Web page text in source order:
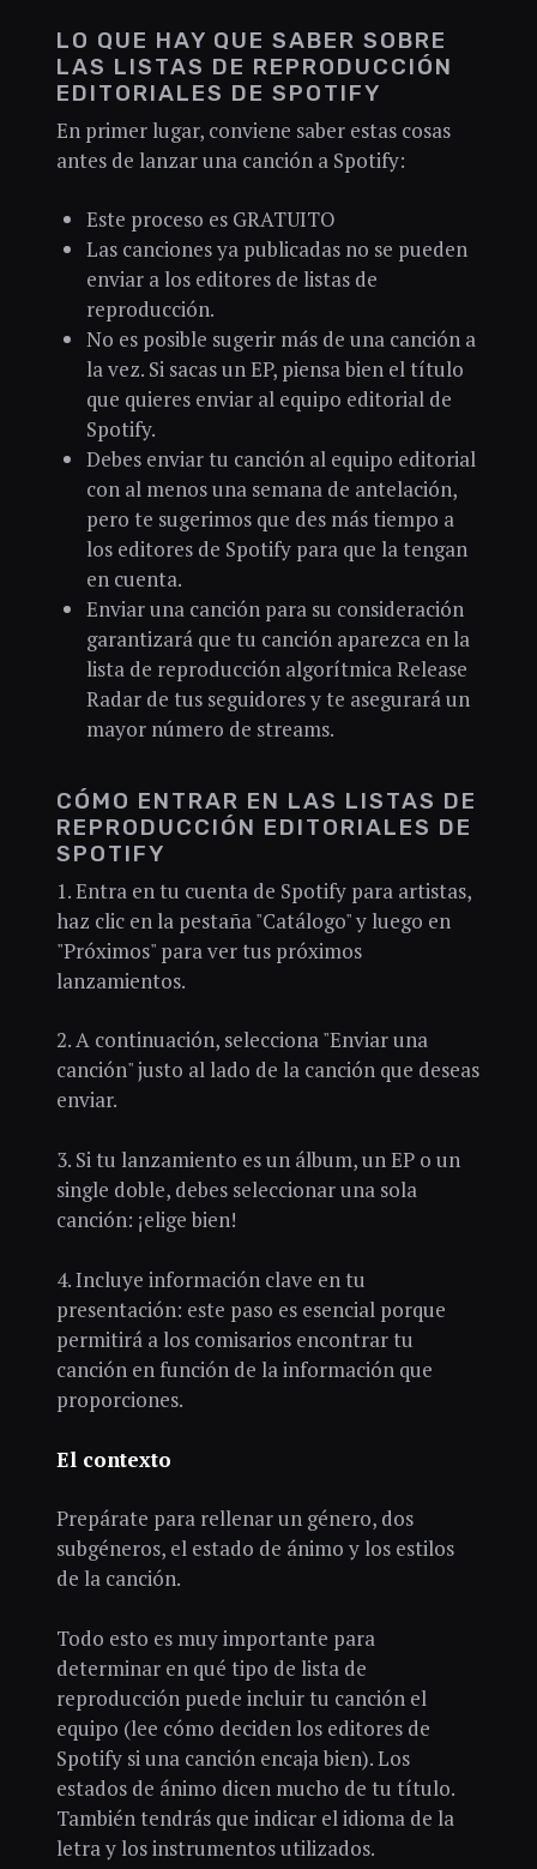
LO QUE HAY QUE SABER SOBRE
LAS LISTAS DE REPRODUCCIÓN
EDITORIALES DE SPOTIFY
En primer lugar, conviene saber estas cosas
antes de lanzar una canción a Spotify:
Este proceso es GRATUITO
Las canciones ya publicadas no se pueden
enviar a los editores de listas de
reproducción.
No es posible sugerir más de una canción a
la vez. Si sacas un EP, piensa bien el título
que quieres enviar al equipo editorial de
Spotify.
Debes enviar tu canción al equipo editorial
con al menos una semana de antelación,
pero te sugerimos que des más tiempo a
los editores de Spotify para que la tengan
en cuenta.
Enviar una canción para su consideración
garantizará que tu canción aparezca en la
lista de reproducción algorítmica Release
Radar de tus seguidores y te asegurará un
mayor número de streams.
CÓMO ENTRAR EN LAS LISTAS DE
REPRODUCCIÓN EDITORIALES DE
SPOTIFY
1. Entra en tu cuenta de Spotify para artistas,
haz clic en la pestaña "Catálogo" y luego en
"Próximos" para ver tus próximos
lanzamientos.
2. A continuación, selecciona "Enviar una
canción" justo al lado de la canción que deseas
enviar.
3. Si tu lanzamiento es un álbum, un EP o un
single doble, debes seleccionar una sola
canción: ¡elige bien!
4. Incluye información clave en tu
presentación: este paso es esencial porque
permitirá a los comisarios encontrar tu
canción en función de la información que
proporciones.
El contexto
Prepárate para rellenar un género, dos
subgéneros, el estado de ánimo y los estilos
de la canción.
Todo esto es muy importante para
determinar en qué tipo de lista de
reproducción puede incluir tu canción el
equipo (lee cómo deciden los editores de
Spotify si una canción encaja bien). Los
estados de ánimo dicen mucho de tu título.
También tendrás que indicar el idioma de la
letra y los instrumentos utilizados.